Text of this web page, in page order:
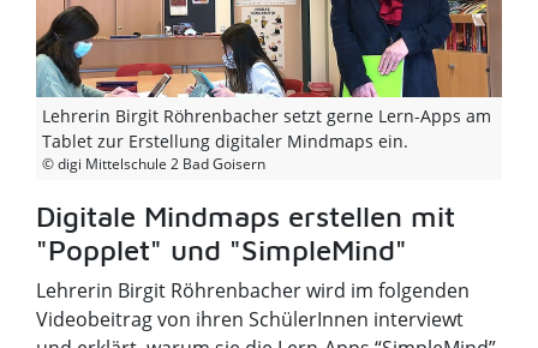
Lehrerin Birgit Röhrenbacher setzt gerne Lern-Apps am
Tablet zur Erstellung digitaler Mindmaps ein.
© digi Mittelschule 2 Bad Goisern
Digitale Mindmaps erstellen mit
"Popplet" und "SimpleMind"
Lehrerin Birgit Röhrenbacher wird im folgenden
Videobeitrag von ihren SchülerInnen interviewt